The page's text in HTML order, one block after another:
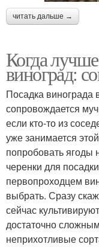
читать дальше →
Когда
виноград:
Посадка винограда
сопровождается
если кто-то из
уже занимается
попробовать ягоды
черенки для
первопроходцем
выбрать. Сразу
сейчас
достаточно
неприхотливые